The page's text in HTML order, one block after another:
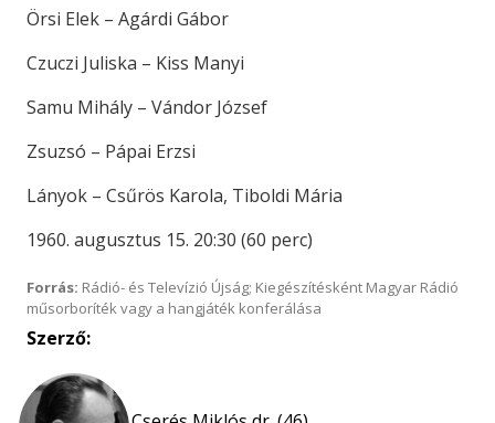
Örsi Elek – Agárdi Gábor
Czuczi Juliska – Kiss Manyi
Samu Mihály – Vándor József
Zsuzsó – Pápai Erzsi
Lányok – Csűrös Karola, Tiboldi Mária
1960. augusztus 15. 20:30 (60 perc)
Forrás: Rádió- és Televízió Újság; Kiegészítésként Magyar Rádió
műsorboríték vagy a hangjáték konferálása
Szerző: